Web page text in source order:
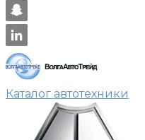
Каталог автотехники